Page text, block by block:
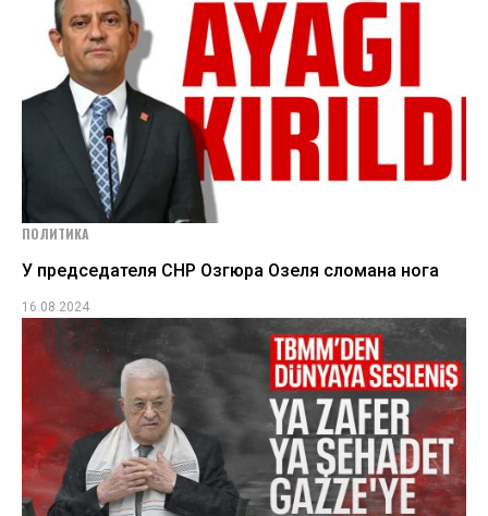
ПОЛИТИКА
У председателя СНР Озгюра Озеля сломана нога
16.08.2024